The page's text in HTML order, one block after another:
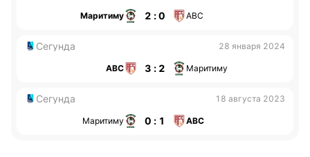
Маритиму 2 : 0 АВС
Сегунда 28 января 2024
АВС 3 : 2 Маритиму
Сегунда 18 августа 2023
Маритиму 0 : 1 АВС